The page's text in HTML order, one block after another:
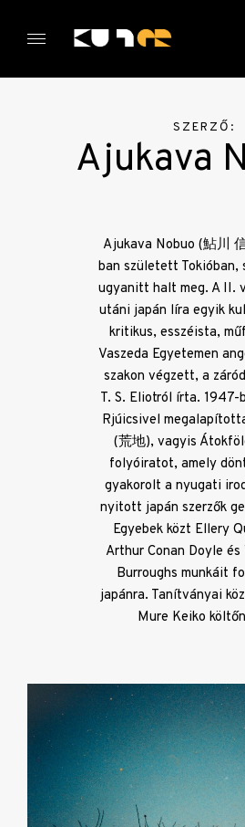
KULTer.hu
SZERZŐ:
Ajukava
Ajukava Nobuo (鮎川
ban született Tokióban,
ugyanitt halt meg. A II.
utáni japán líra egyik
kritikus, esszéista,
Vaszeda Egyetemen
szakon végzett, a
T. S. Eliotról írta. 1947-
Rjúicsivel
(荒地), vagyis
folyóiratot, amely
gyakorolt a nyugati
nyitott japán szerzők
Egyebek közt Ellery
Arthur Conan Doyle és
Burroughs munkáit
japánra. Tanítványai
Mure Keiko